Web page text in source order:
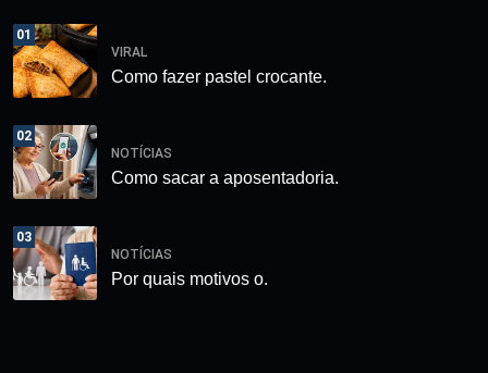
01
VIRAL
Como fazer pastel crocante.
02
NOTÍCIAS
Como sacar a aposentadoria.
03
NOTÍCIAS
Por quais motivos o.